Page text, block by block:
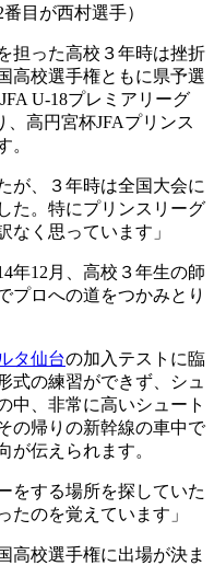
目が西村選手）
担った高校３年時は挫折
高校選手権ともに県予選
U-18プレミアリーグ
高円宮杯JFAプリンス
。
が、３年時は全国大会に
た。特にプリンスリーグ
なく思っています」
年12月、高校３年生の師
プロへの道をつかみとり
タ仙台の加入テストに臨
式の練習ができず、シュ
中、非常に高いシュート
の帰りの新幹線の車中で
が伝えられます。
をする場所を探していた
たのを覚えています」
高校選手権に出場が決ま